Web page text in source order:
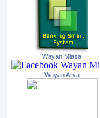
Wayan Miasa
Wayan Arya